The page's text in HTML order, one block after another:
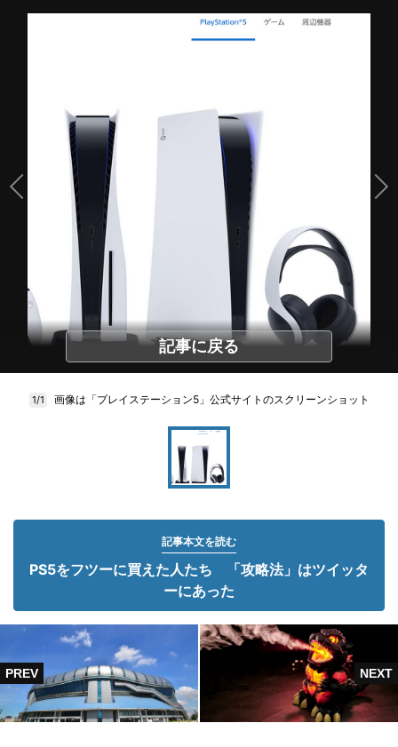
記事に戻る
1/1 画像は「プレイステーション5」公式サイトのスクリーンショット
記事本文を読む
PS5をフツーに買えた人たち 「攻略法」はツイッタ
ーにあった